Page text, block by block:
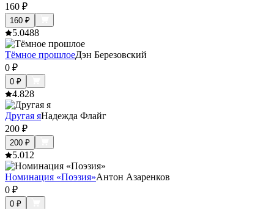
160 ₽
160 ₽
5.0488
Тёмное прошлоеДэн Березовский
0 ₽
0 ₽
4.828
Другая яНадежда Флайг
200 ₽
200 ₽
5.012
Номинация «Поэзия»Антон Азаренков
0 ₽
0 ₽